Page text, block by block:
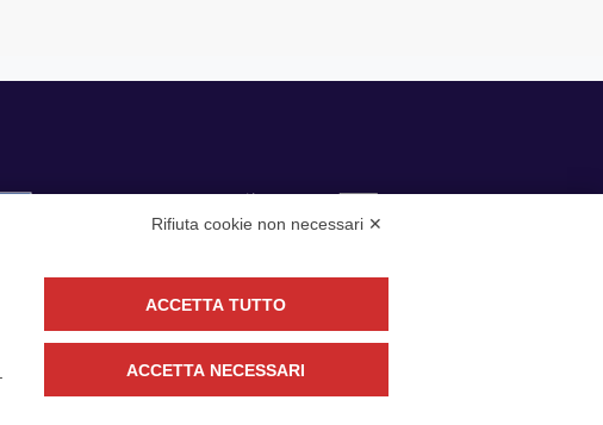
Seguici
CONTATTACI
Rifiuta cookie non necessari ✕
ACCETTA TUTTO
ACCETTA NECESSARI